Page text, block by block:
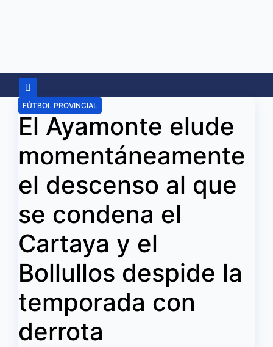
FÚTBOL PROVINCIAL
El Ayamonte elude
momentáneamente
el descenso al que
se condena el
Cartaya y el
Bollullos despide la
temporada con
derrota